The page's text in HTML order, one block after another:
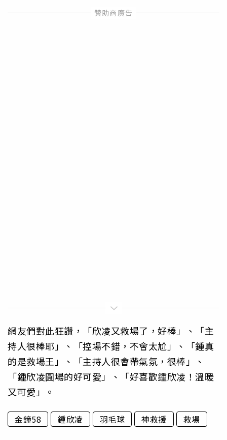
網友們對此狂讚，「欣凌又救場了，好棒」、「主
持人很棒耶」、「控場不錯，不會太尬」、「鍾真
的是救場王」、「主持人很會帶氣氛，很棒」、
「鍾欣凌圓場的好可愛」、「好喜歡鍾欣凌！溫暖
又可愛」。
金鐘58 鍾欣凌 羽毛球 神救援 救場